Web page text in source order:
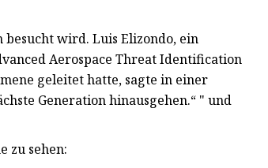
besucht wird. Luis Elizondo, ein
Aerospace Threat Identification
geleitet hatte, sagte in einer
Generation hinausgehen.“ " und
zu sehen: